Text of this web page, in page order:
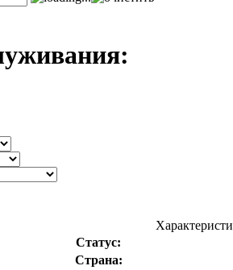
Статус:
Страна: